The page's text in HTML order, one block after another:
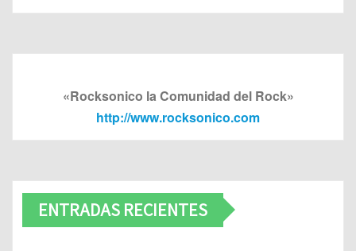
«Rocksonico la Comunidad del Rock»
http://www.rocksonico.com
ENTRADAS RECIENTES